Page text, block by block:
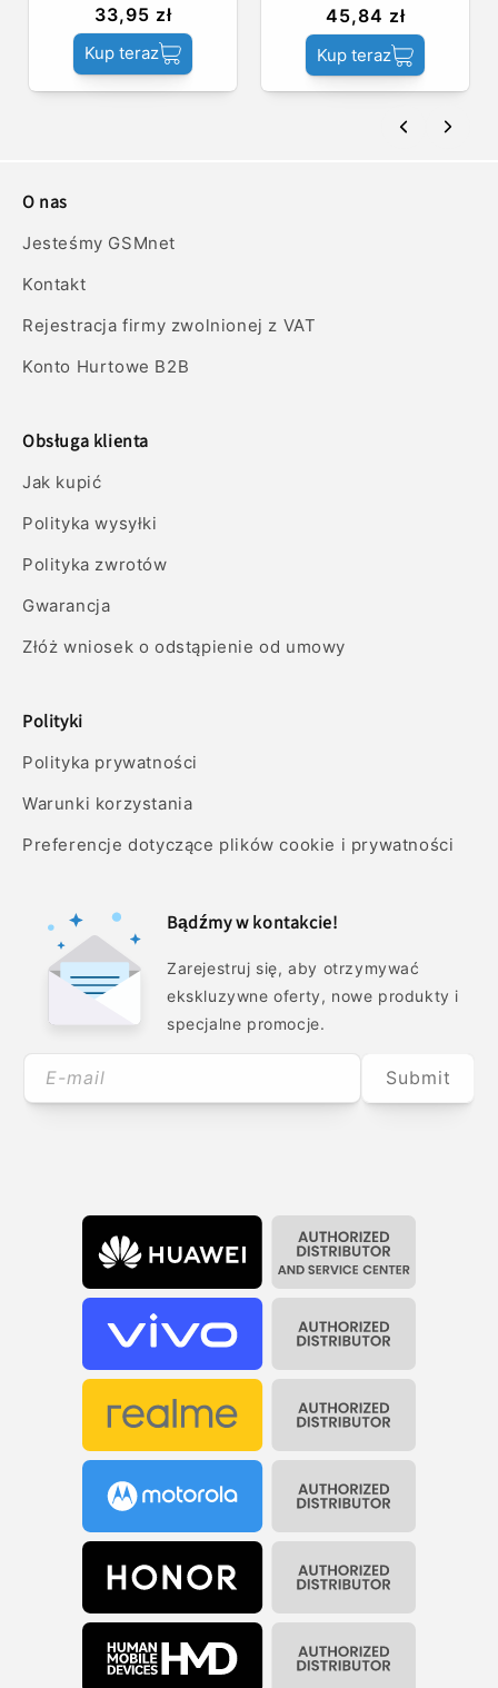
33,95 zł
Kup teraz
45,84 zł
Kup teraz
O nas
Jesteśmy GSMnet
Kontakt
Rejestracja firmy zwolnionej z VAT
Konto Hurtowe B2B
Obsługa klienta
Jak kupić
Polityka wysyłki
Polityka zwrotów
Gwarancja
Złóż wniosek o odstąpienie od umowy
Polityki
Polityka prywatności
Warunki korzystania
Preferencje dotyczące plików cookie i prywatności
Bądźmy w kontakcie!
Zarejestruj się, aby otrzymywać
ekskluzywne oferty, nowe produkty i
specjalne promocje.
E-mail Submit